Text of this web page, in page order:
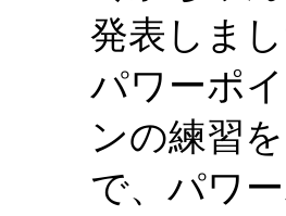
発表しまし
パワーポ
ンの練習
で、パワ